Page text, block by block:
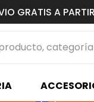
GRATIS A
categoría o